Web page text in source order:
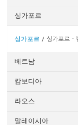
싱가포르
싱가포르 싱가포르 -
베트남
캄보디아
라오스
말레이시아